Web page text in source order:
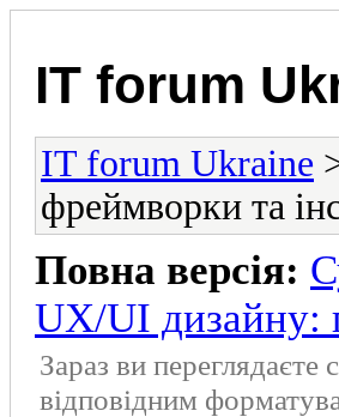
IT forum
IT forum Ukraine
фреймворки та
Повна версія:
UX/UI дизайну:
Зараз ви
відповідним